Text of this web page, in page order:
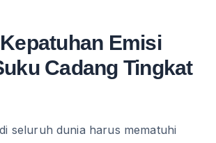
Emisi
Cadang Tingkat
seluruh dunia harus mematuhi